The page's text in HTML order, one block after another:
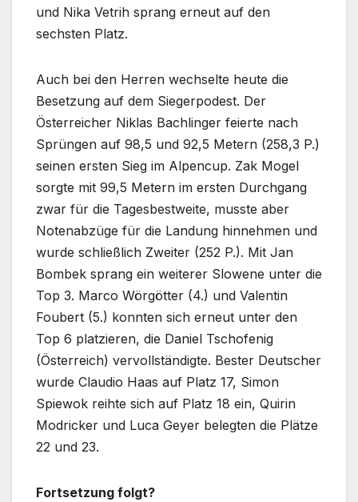
und Nika Vetrih sprang erneut auf den
sechsten Platz.
Auch bei den Herren wechselte heute die
Besetzung auf dem Siegerpodest. Der
Österreicher Niklas Bachlinger feierte nach
Sprüngen auf 98,5 und 92,5 Metern (258,3 P.)
seinen ersten Sieg im Alpencup. Zak Mogel
sorgte mit 99,5 Metern im ersten Durchgang
zwar für die Tagesbestweite, musste aber
Notenabzüge für die Landung hinnehmen und
wurde schließlich Zweiter (252 P.). Mit Jan
Bombek sprang ein weiterer Slowene unter die
Top 3. Marco Wörgötter (4.) und Valentin
Foubert (5.) konnten sich erneut unter den
Top 6 platzieren, die Daniel Tschofenig
(Österreich) vervollständigte. Bester Deutscher
wurde Claudio Haas auf Platz 17, Simon
Spiewok reihte sich auf Platz 18 ein, Quirin
Modricker und Luca Geyer belegten die Plätze
22 und 23.
Fortsetzung folgt?